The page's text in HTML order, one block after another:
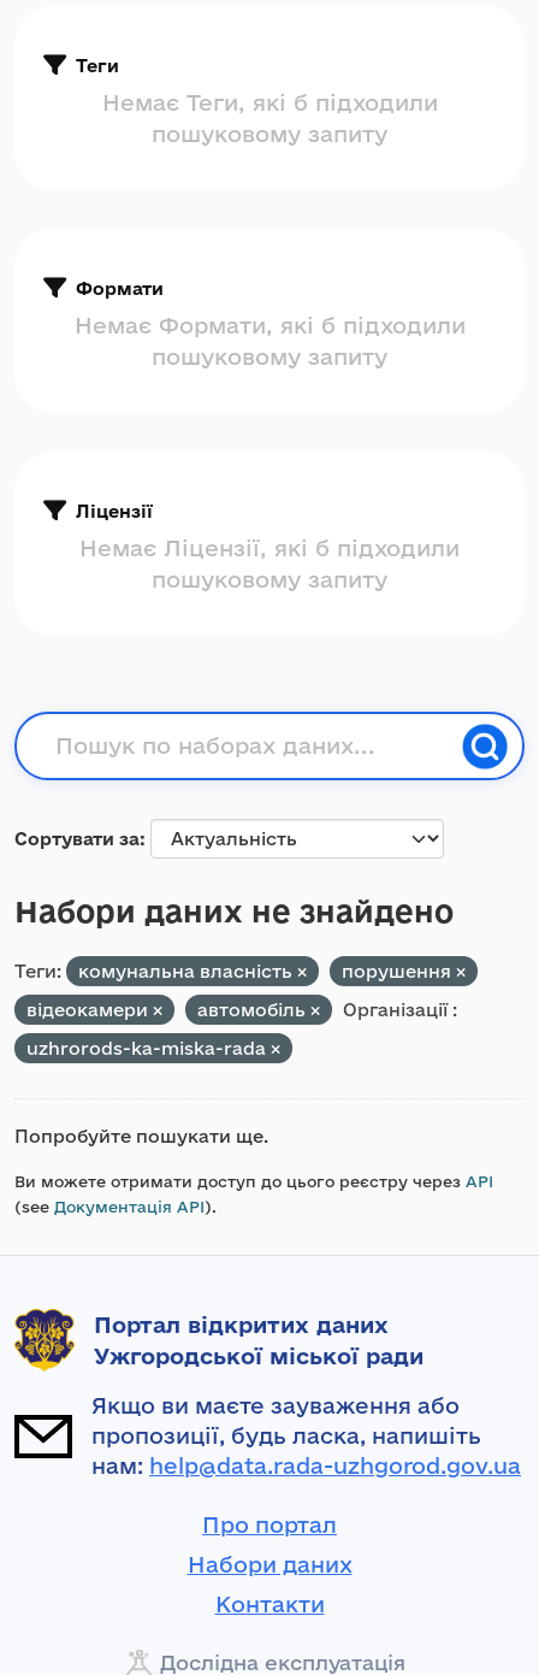
Теги
Немає Теги, які б підходили
пошуковому запиту
Формати
Немає Формати, які б підходили
пошуковому запиту
Ліцензії
Немає Ліцензії, які б підходили
пошуковому запиту
Сортувати за
Набори даних не знайдено
Теги: комунальна власність
порушення
відеокамери
автомобіль
Організації :
uzhrorods-ka-miska-rada
Попробуйте пошукати ще.
Ви можете отримати доступ до цього реєстру через API
(see Документація API).
Портал відкритих даних
Ужгородської міської ради
Якщо ви маєте зауваження або
пропозиції, будь ласка, напишіть
нам: help@data.rada-uzhgorod.gov.ua
Про портал
Набори даних
Контакти
Дослідна експлуатація